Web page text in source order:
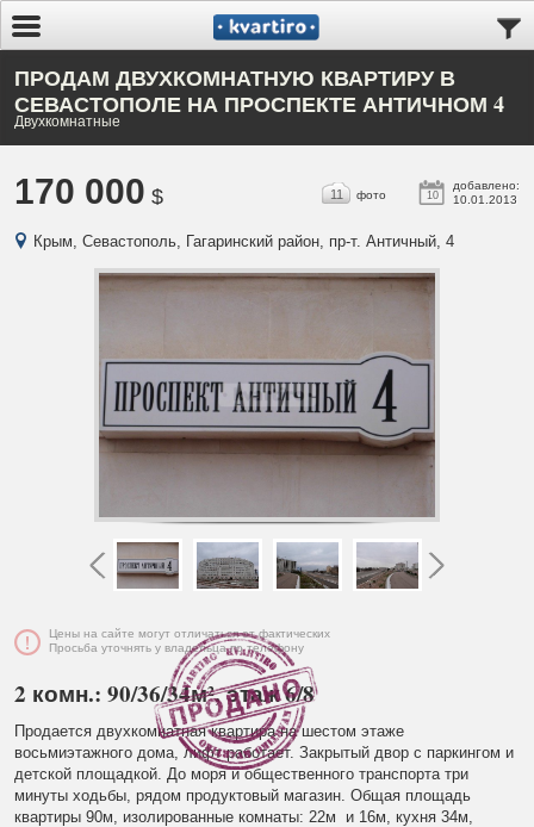
ПРОДАМ ДВУХКОМНАТНУЮ КВАРТИРУ В
СЕВАСТОПОЛЕ НА ПРОСПЕКТЕ АНТИЧНОМ 4
Двухкомнатные
170 000 $ 10
добавлено:
10.01.2013
11 фото
Крым, Севастополь, Гагаринский район, пр-т. Античный, 4
Цены на сайте могут отличаться от фактических
Просьба уточнять у владельца по телефону
2 комн.: 90/36/34м², этаж 6/8
Продается двухкомнатная квартира на шестом этаже
восьмиэтажного дома, лифт работает. Закрытый двор с паркингом и
детской площадкой. До моря и общественного транспорта три
минуты ходьбы, рядом продуктовый магазин. Общая площадь
квартиры 90м, изолированные комнаты: 22м и 16м, кухня 34м,